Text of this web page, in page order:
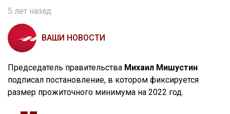
5 лет назад
ВАШИ НОВОСТИ
Председатель правительства Михаил Мишустин
подписал постановление, в котором фиксируется
размер прожиточного минимума на 2022 год.